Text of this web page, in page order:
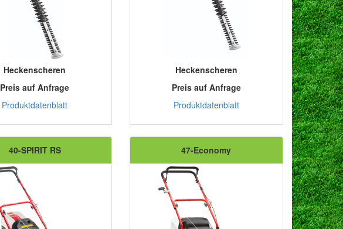
Heckenscheren
Preis auf Anfrage
Produktdatenblatt
Heckenscheren
Preis auf Anfrage
Produktdatenblatt
40-SPIRIT RS 47-Economy